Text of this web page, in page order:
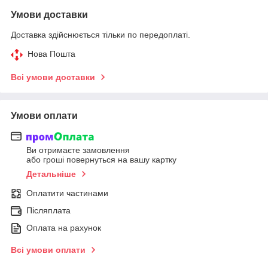
Умови доставки
Доставка здійснюється тільки по передоплаті.
Нова Пошта
Всі умови доставки
Умови оплати
Ви отримаєте замовлення
або гроші повернуться на вашу картку
Детальніше
Оплатити частинами
Післяплата
Оплата на рахунок
Всі умови оплати